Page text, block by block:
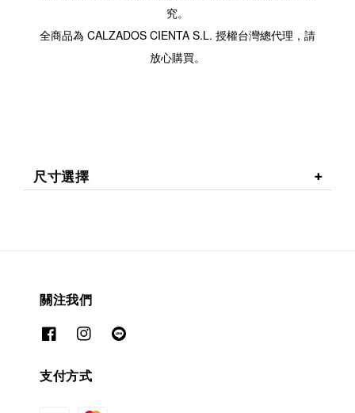
究。
全商品為 CALZADOS CIENTA S.L. 授權台灣總代理，請
放心購買。
尺寸選擇
關注我們
支付方式